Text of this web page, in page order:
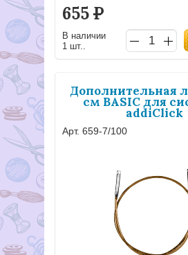
655Р
В наличии
1 шт..
Дополнительная
см BASIC для
addiClick
Арт. 659-7/100